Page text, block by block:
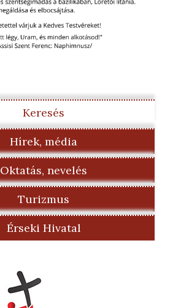
Keresés
Hírek, média
Oktatás, nevelés
Turizmus
Érseki Hivatal